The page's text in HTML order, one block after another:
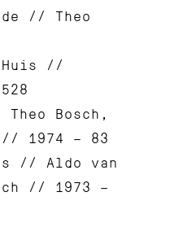
// Theo
Huis //
Bosch,
1974 – 83
// Aldo van
// 1973 –